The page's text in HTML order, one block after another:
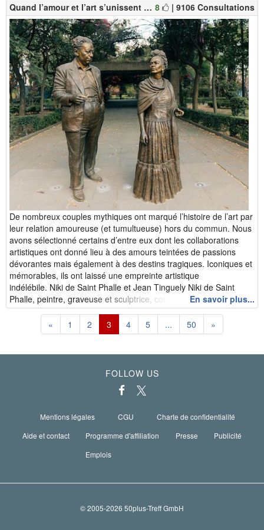
Quand l’amour et l’art s’unissent … 8 | 9106 Consultations
De nombreux couples mythiques ont marqué l’histoire de l’art par
leur relation amoureuse (et tumultueuse) hors du commun. Nous
avons sélectionné certains d’entre eux dont les collaborations
artistiques ont donné lieu à des amours teintées de passions
dévorantes mais également à des destins tragiques. Iconiques et
mémorables, ils ont laissé une empreinte artistique
indélébile. Niki de Saint Phalle et Jean Tinguely Niki de Saint
Phalle, peintre, graveuse et sculptrice, connue en...En savoir plus...
« 1 2 3 4 5 ... 50 »
FOLLOW US
Mentions légales CGU
Charte de confidentialité
Aide et contact
Programme d'affiliation Presse
Publicité
Emplois
© 2005-2026 50plus-Treff GmbH